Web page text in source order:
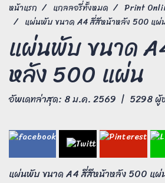
หน้าแรก แกลลอรี่ทั้งหมด
Print
แผ่นพับ ขนาด A4 สี่สีหน้าหลัง 500 แผ่
แผ่นพับ ขนาด
หลัง 500 แผ่น
อัพเดทล่าสุด: 8 ม.ค. 2569 | 5298 ผู้
แผ่นพับ ขนาด A4 สี่สีหน้าหลัง 500 แผ่